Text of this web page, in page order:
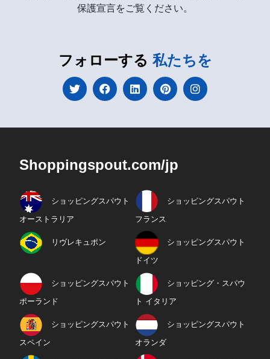
保護宣言をご覧ください。
フォローする 私たちを
Shoppingspout.com/jp
ショッピングスパウト
オーストラリア
ショッピングスパウト
フランス
リヴレキュポン ショッピングスパウト
ドイツ
ショッピングスパウト
ポーランド
ショッピング・スパウ
ト イタリア
ショッピングスパウト
スペイン
ショッピングスパウト
オランダ